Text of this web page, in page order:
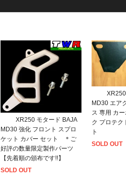
XR250 モタード BAJA
MD30 強化 フロント スプロ
ケット カバー セット ＊ご
好評の数量限定製作パーツ
【先着順の頒布です!!】
SOLD OUT
MD30 エア
ス 専用 カ
ク プロテク
ト
SOLD OUT